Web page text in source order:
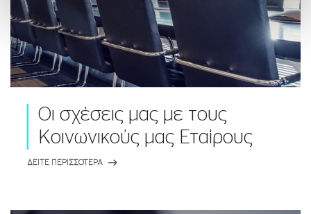
Οι σχέσεις μας με τους
Κοινωνικούς μας Εταίρους
ΔΕΙΤΕ ΠΕΡΙΣΣΟΤΕΡΑ